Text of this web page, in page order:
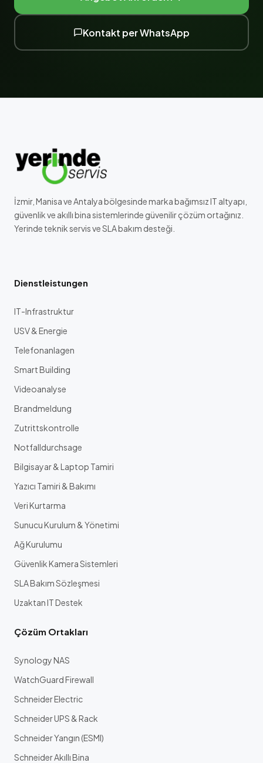
Kontakt per WhatsApp
İzmir, Manisa ve Antalya bölgesinde marka bağımsız IT altyapı,
güvenlik ve akıllı bina sistemlerinde güvenilir çözüm ortağınız.
Yerinde teknik servis ve SLA bakım desteği.
Dienstleistungen
IT-Infrastruktur
USV & Energie
Telefonanlagen
Smart Building
Videoanalyse
Brandmeldung
Zutrittskontrolle
Notfalldurchsage
Bilgisayar & Laptop Tamiri
Yazıcı Tamiri & Bakımı
Veri Kurtarma
Sunucu Kurulum & Yönetimi
Ağ Kurulumu
Güvenlik Kamera Sistemleri
SLA Bakım Sözleşmesi
Uzaktan IT Destek
Çözüm Ortakları
Synology NAS
WatchGuard Firewall
Schneider Electric
Schneider UPS & Rack
Schneider Yangın (ESMI)
Schneider Akıllı Bina